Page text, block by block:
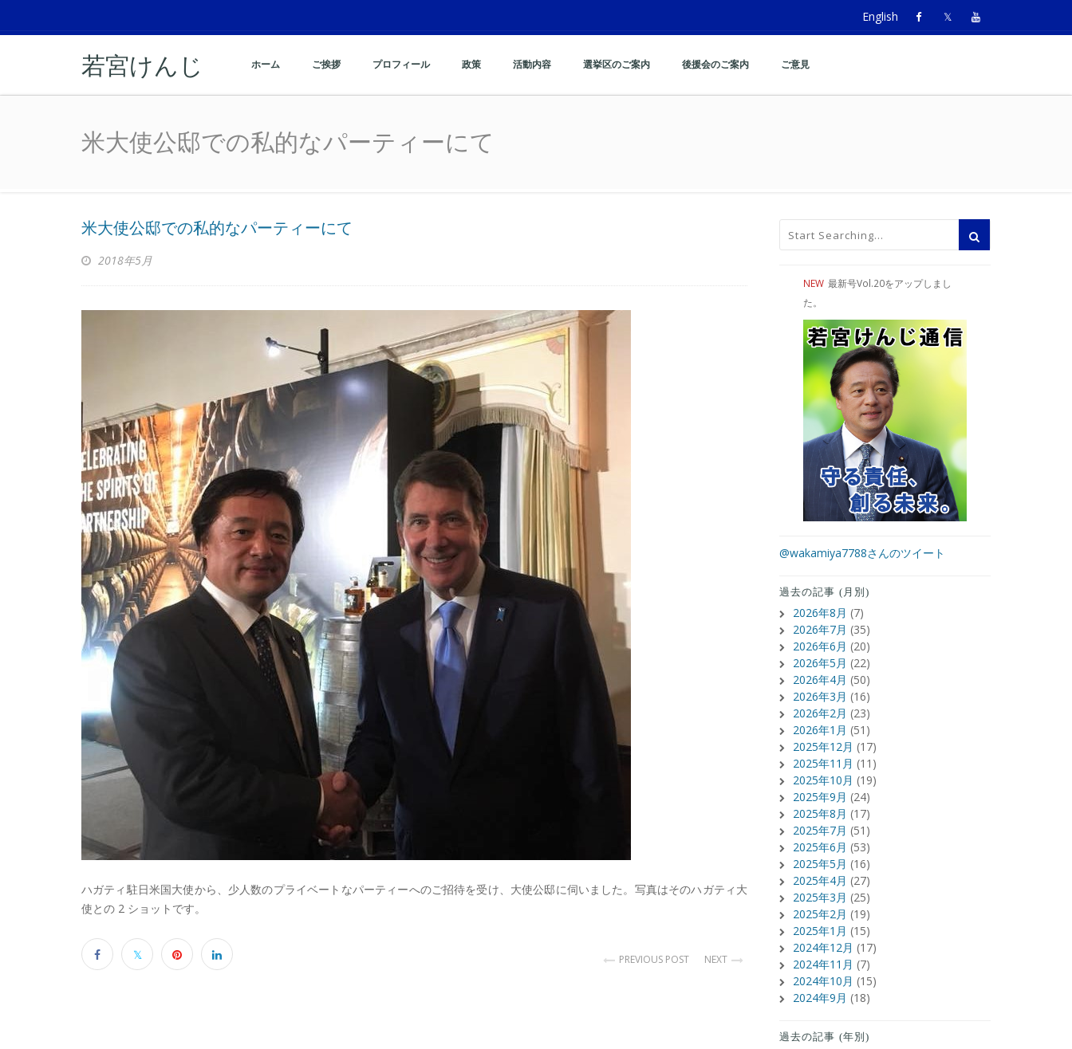
English
若宮けんじ ホーム ご挨拶 プロフィール 政策 活動内容 選挙区のご案内 後援会のご案内 ご意見
米大使公邸での私的なパーティーにて
米大使公邸での私的なパーティーにて
2018年5月
ハガティ駐日米国大使から、少人数のプライベートなパーティーへのご招待を受け、大使公邸に伺いました。写真はそのハガティ大
使との 2 ショットです。
PREVIOUS POST NEXT
NEW 最新号Vol.20をアップしまし
た。
@wakamiya7788さんのツイート
過去の記事 (月別)
2026年8月 (7)
2026年7月 (35)
2026年6月 (20)
2026年5月 (22)
2026年4月 (50)
2026年3月 (16)
2026年2月 (23)
2026年1月 (51)
2025年12月 (17)
2025年11月 (11)
2025年10月 (19)
2025年9月 (24)
2025年8月 (17)
2025年7月 (51)
2025年6月 (53)
2025年5月 (16)
2025年4月 (27)
2025年3月 (25)
2025年2月 (19)
2025年1月 (15)
2024年12月 (17)
2024年11月 (7)
2024年10月 (15)
2024年9月 (18)
過去の記事 (年別)